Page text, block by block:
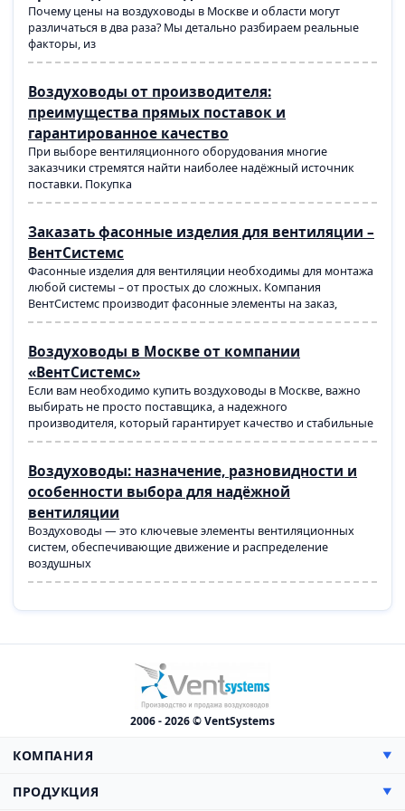
Почему цены на воздуховоды в Москве и области могут
различаться в два раза? Мы детально разбираем реальные
факторы, из
Воздуховоды от производителя:
преимущества прямых поставок и
гарантированное качество
При выборе вентиляционного оборудования многие
заказчики стремятся найти наиболее надёжный источник
поставки. Покупка
Заказать фасонные изделия для вентиляции –
ВентСистемс
Фасонные изделия для вентиляции необходимы для монтажа
любой системы – от простых до сложных. Компания
ВентСистемс производит фасонные элементы на заказ,
Воздуховоды в Москве от компании
«ВентСистемс»
Если вам необходимо купить воздуховоды в Москве, важно
выбирать не просто поставщика, а надежного
производителя, который гарантирует качество и стабильные
Воздуховоды: назначение, разновидности и
особенности выбора для надёжной
вентиляции
Воздуховоды — это ключевые элементы вентиляционных
систем, обеспечивающие движение и распределение
воздушных
2006 - 2026 © VentSystems
КОМПАНИЯ ▼
О компании
ПРОДУКЦИЯ ▼